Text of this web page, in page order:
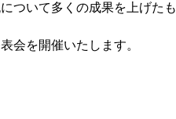
ついて多くの成果を上げた
会を開催いたします。